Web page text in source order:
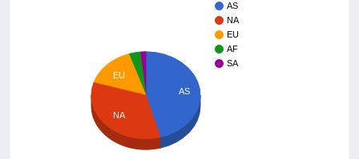
AS
NA
EU
AF
SA
AS
EU
NA